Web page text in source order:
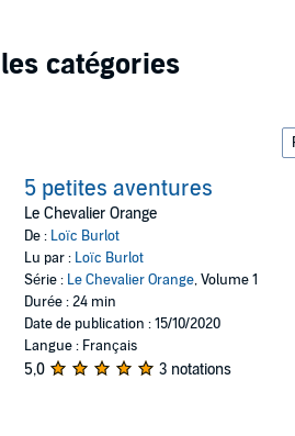
catégories
5 petites aventures
Le Chevalier Orange
De : Loïc Burlot
Lu par : Loïc Burlot
Série : Le Chevalier Orange, Volume 1
Durée : 24 min
Date de publication : 15/10/2020
Langue : Français
5,0 3 notations